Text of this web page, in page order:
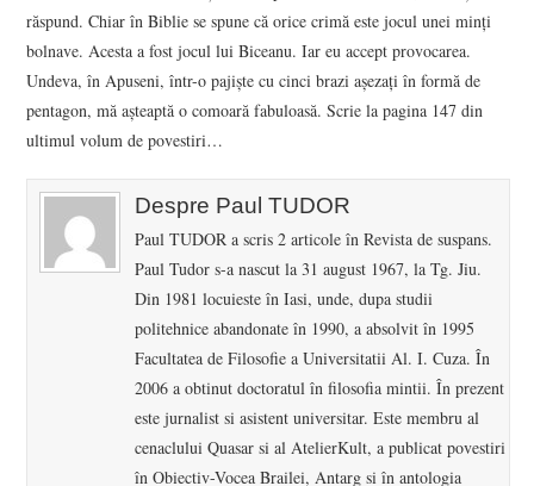
răspund. Chiar în Biblie se spune că orice crimă este jocul unei minţi
bolnave. Acesta a fost jocul lui Biceanu. Iar eu accept provocarea.
Undeva, în Apuseni, într-o pajişte cu cinci brazi aşezaţi în formă de
pentagon, mă aşteaptă o comoară fabuloasă. Scrie la pagina 147 din
ultimul volum de povestiri…
Despre Paul TUDOR
Paul TUDOR a scris 2 articole în Revista de suspans.
Paul Tudor s-a nascut la 31 august 1967, la Tg. Jiu.
Din 1981 locuieste în Iasi, unde, dupa studii
politehnice abandonate în 1990, a absolvit în 1995
Facultatea de Filosofie a Universitatii Al. I. Cuza. În
2006 a obtinut doctoratul în filosofia mintii. În prezent
este jurnalist si asistent universitar. Este membru al
cenaclului Quasar si al AtelierKult, a publicat povestiri
în Obiectiv-Vocea Brailei, Antarg si în antologia